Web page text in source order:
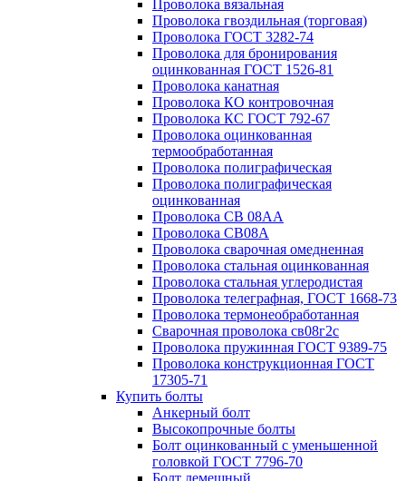
Проволока вязальная
Проволока гвоздильная (торговая)
Проволока ГОСТ 3282-74
Проволока для бронирования
оцинкованная ГОСТ 1526-81
Проволока канатная
Проволока КО контровочная
Проволока КС ГОСТ 792-67
Проволока оцинкованная
термообработанная
Проволока полиграфическая
Проволока полиграфическая
оцинкованная
Проволока СВ 08АА
Проволока СВ08А
Проволока сварочная омедненная
Проволока стальная оцинкованная
Проволока стальная углеродистая
Проволока телеграфная, ГОСТ 1668-73
Проволока термонеобработанная
Сварочная проволока св08г2с
Проволока пружинная ГОСТ 9389-75
Проволока конструкционная ГОСТ
17305-71
Купить болты
Анкерный болт
Высокопрочные болты
Болт оцинкованный с уменьшенной
головкой ГОСТ 7796-70
Болт лемешный